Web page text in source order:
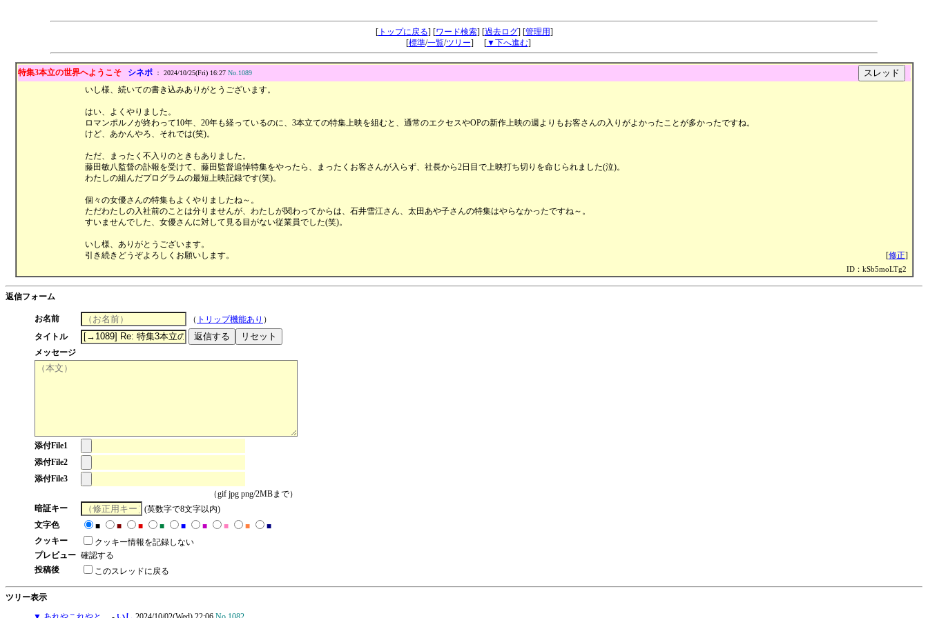
[トップに戻る] [ワード検索] [過去ログ] [管理用]
[標準/一覧/ツリー] [▼下へ進む]
特集3本立の世界へようこそ シネポ： 2024/10/25(Fri) 16:27 No.1089
いし様、続いての書き込みありがとうございます。
はい、よくやりました。
ロマンポルノが終わって10年、20年も経っているのに、3本立ての特集上映を組むと、通常のエクセスやOPの新作上映の週よりもお客さんの入りがよかったことが多かったですね。
けど、あかんやろ、それでは(笑)。
ただ、まったく不入りのときもありました。
藤田敏八監督の訃報を受けて、藤田監督追悼特集をやったら、まったくお客さんが入らず、社長から2日目で上映打ち切りを命じられました(泣)。
わたしの組んだプログラムの最短上映記録です(笑)。
個々の女優さんの特集もよくやりましたね～。
ただわたしの入社前のことは分りませんが、わたしが関わってからは、石井雪江さん、太田あや子さんの特集はやらなかったですね～。
すいませんでした、女優さんに対して見る目がない従業員でした(笑)。
いし様、ありがとうございます。
引き続きどうぞよろしくお願いします。
[修正]
ID：kSb5moLTg2
返信フォーム
お名前 （ トリップ機能あり ）
タイトル
メッセージ
添付File1
添付File2
添付File3
（gif jpg png/2MBまで）
暗証キー
(英数字で8文字以内)
文字色
■ ■ ■ ■ ■ ■ ■ ■
■
クッキー
クッキー情報を記録しない
プレビュー 確認する
投稿後
このスレッドに戻る
ツリー表示